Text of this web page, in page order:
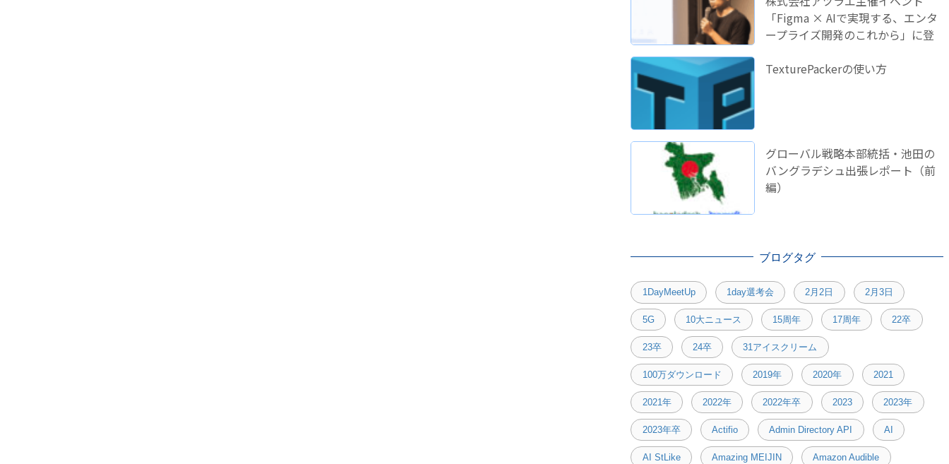
「Figma × AIで実現する、エンタ
ープライズ開発のこれから」に登
TexturePackerの使い方
グローバル戦略本部統括・池田の
バングラデシュ出張レポート（前
編）
ブログタグ
1DayMeetUp 1day選考会 2月2日 2月3日
5G 10大ニュース 15周年 17周年 22卒
23卒 24卒 31アイスクリーム
100万ダウンロード 2019年 2020年 2021
2021年 2022年 2022年卒 2023 2023年
2023年卒 Actifio Admin Directory API AI
AI StLike Amazing MEIJIN Amazon Audible